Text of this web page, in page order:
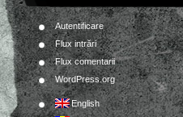
Autentificare
Flux intrări
Flux comentarii
WordPress.org
English